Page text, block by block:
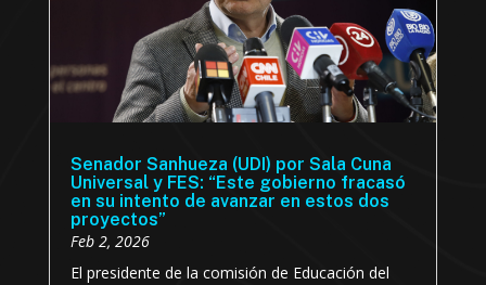
Senador Sanhueza (UDI) por Sala Cuna
Universal y FES: “Este gobierno fracasó
en su intento de avanzar en estos dos
proyectos”
Feb 2, 2026
El presidente de la comisión de Educación del